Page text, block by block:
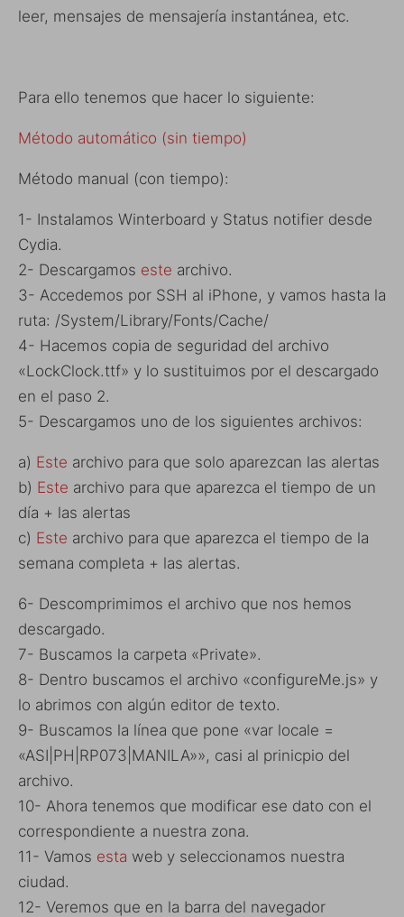
leer, mensajes de mensajería instantánea, etc.
Para ello tenemos que hacer lo siguiente:
Método automático (sin tiempo)
Método manual (con tiempo):
1- Instalamos Winterboard y Status notifier desde
Cydia.
2- Descargamos este archivo.
3- Accedemos por SSH al iPhone, y vamos hasta la
ruta: /System/Library/Fonts/Cache/
4- Hacemos copia de seguridad del archivo
«LockClock.ttf» y lo sustituimos por el descargado
en el paso 2.
5- Descargamos uno de los siguientes archivos:
a) Este archivo para que solo aparezcan las alertas
b) Este archivo para que aparezca el tiempo de un
día + las alertas
c) Este archivo para que aparezca el tiempo de la
semana completa + las alertas.
6- Descomprimimos el archivo que nos hemos
descargado.
7- Buscamos la carpeta «Private».
8- Dentro buscamos el archivo «configureMe.js» y
lo abrimos con algún editor de texto.
9- Buscamos la línea que pone «var locale =
«ASI|PH|RP073|MANILA»», casi al prinicpio del
archivo.
10- Ahora tenemos que modificar ese dato con el
correspondiente a nuestra zona.
11- Vamos esta web y seleccionamos nuestra
ciudad.
12- Veremos que en la barra del navegador